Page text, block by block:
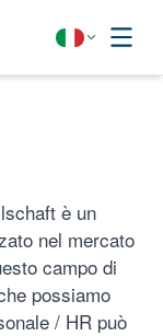
è un
nel mercato
campo di
possiamo
/ HR può